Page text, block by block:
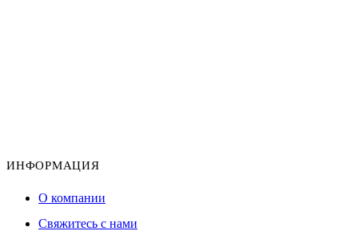
ИНФОРМАЦИЯ
О компании
Свяжитесь с нами